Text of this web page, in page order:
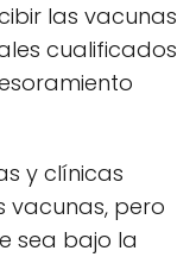
las vacunas
cualificados
y clínicas
vacunas, pero
sea bajo la